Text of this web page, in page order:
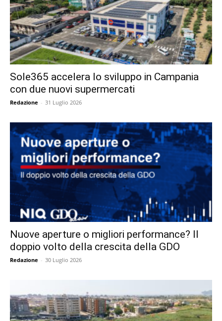
Sole365 accelera lo sviluppo in Campania
con due nuovi supermercati
Redazione - 31 Luglio 2026
Nuove aperture o migliori performance? Il
doppio volto della crescita della GDO
Redazione - 30 Luglio 2026